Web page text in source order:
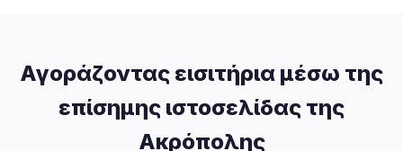
Αγοράζοντας εισιτήρια μέσω της
επίσημης ιστοσελίδας της
Ακρόπολης